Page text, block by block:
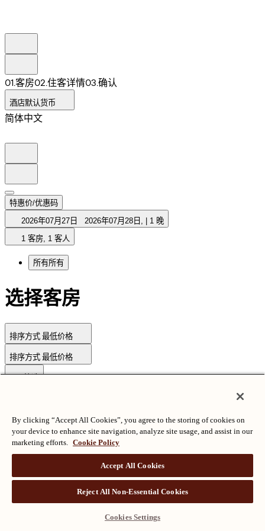
01.客房02.住客详情03.确认
酒店默认货币
简体中文
特惠价/优惠码
2026年07月27日
2026年07月28日 ,
1 晚
1 客房, 1 客人
所有所有
选择客房
排序方式最低价格
排序方式最低价格
筛选
版权所有©朗廷酒店国际有限公司沪ICP备2024050525
By clicking “Accept All Cookies”, you agree to the storing of cookies on
your device to enhance site navigation, analyze site usage, and assist in our
marketing efforts. Cookie Policy
Accept All Cookies
Reject All Non-Essential Cookies
Cookies Settings